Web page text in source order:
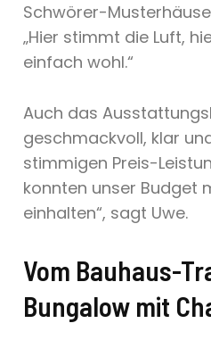
Schwörer-
„Hier stimmt die Luft,
einfach wohl.“
Auch das
geschmackvoll, klar
stimmigen Preis-
konnten unser Budget
einhalten“, sagt Uwe.
Vom Bauhaus-
Bungalow mit